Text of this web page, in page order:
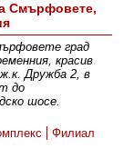
Смърфовете,
град
красив
ж.к. Дружба 2, в
до
шосе.
Филиал